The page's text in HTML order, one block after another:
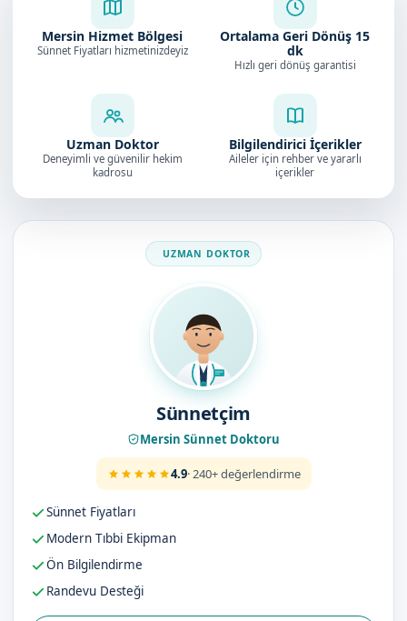
Mersin Hizmet Bölgesi
Sünnet Fiyatları hizmetinizdeyiz
Ortalama Geri Dönüş 15
dk
Hızlı geri dönüş garantisi
Uzman Doktor
Deneyimli ve güvenilir hekim
kadrosu
Bilgilendirici İçerikler
Aileler için rehber ve yararlı
içerikler
Doktorumuz
Sünnetçim
Mersin Sünnet Doktoru
4.9· 240+ değerlendirme
Sünnet Fiyatları
Modern Tıbbi Ekipman
Ön Bilgilendirme
Randevu Desteği